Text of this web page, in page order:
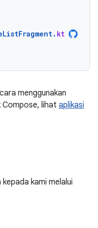
. kt
menggunakan
Compose, lihat aplikasi
kami melalui